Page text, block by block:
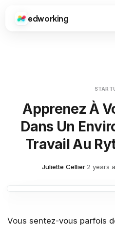
Edworking
edworking
Apprenez À
Dans Un
Travail Au
Juliette Cellier·2 years
Vous sentez-vous parfois